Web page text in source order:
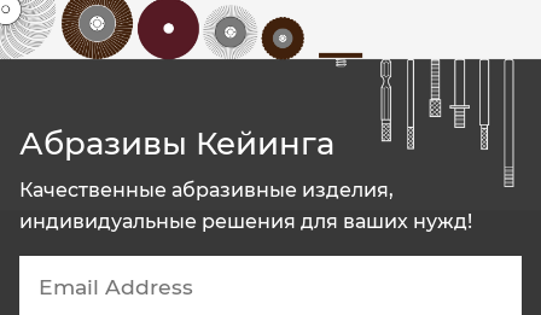
Абразивы Кейинга
Качественные абразивные изделия,
индивидуальные решения для ваших нужд!